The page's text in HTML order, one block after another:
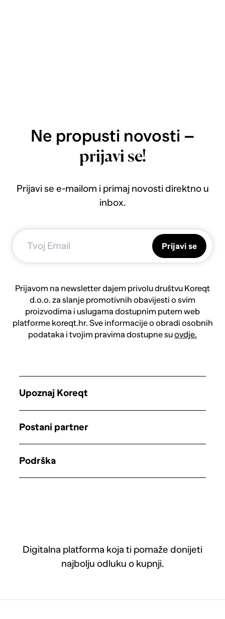
Ne propusti novosti –
prijavi se!
Prijavi se e-mailom i primaj novosti direktno u
inbox.
Prijavi se
Prijavom na newsletter dajem privolu društvu Koreqt
d.o.o. za slanje promotivnih obavijesti o svim
proizvodima i uslugama dostupnim putem web
platforme koreqt.hr. Sve informacije o obradi osobnih
podataka i tvojim pravima dostupne suovdje.
Digitalna platforma koja ti pomaže donijeti
najbolju odluku o kupnji.
Upoznaj Koreqt
Postani partner
Podrška